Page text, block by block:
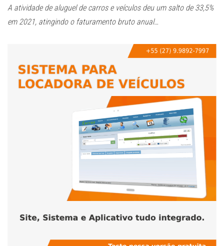
A atividade de aluguel de carros e veículos deu um salto de 33,5%
em 2021, atingindo o faturamento bruto anual…